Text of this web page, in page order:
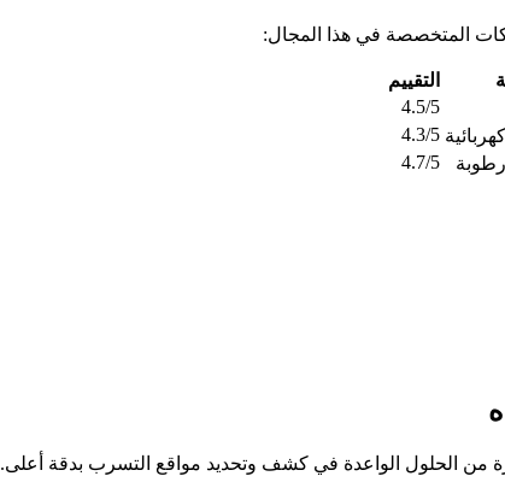
المتخصصة في هذا المجال:
التقييم
4.5/5
4.3/5
4.7/5
من الحلول الواعدة في كشف وتحديد مواقع التسرب بدقة أعلى.